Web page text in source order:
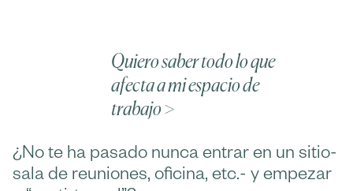
Quiero saber todo lo que
afecta a mi espacio de
trabajo >
¿No te ha pasado nunca entrar en un sitio-
sala de reuniones, oficina, etc.- y empezar